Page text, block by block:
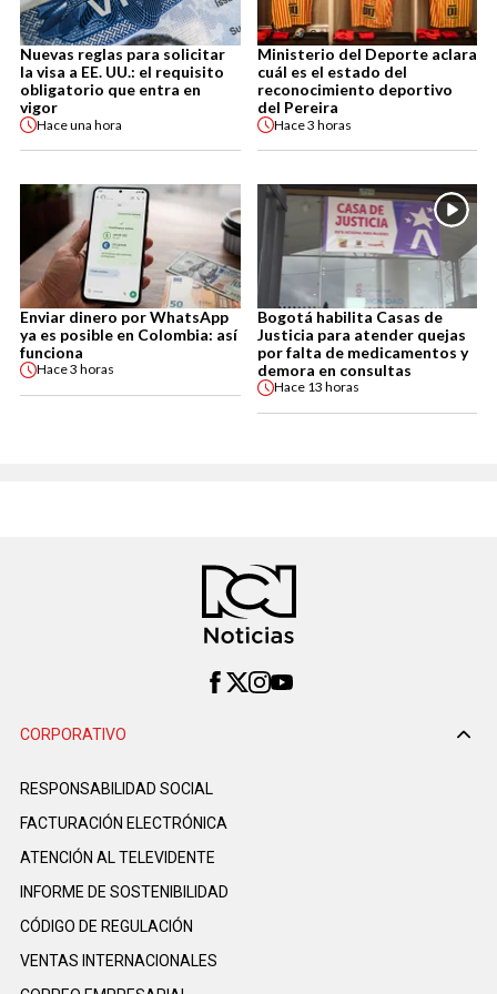
Nuevas reglas para solicitar
la visa a EE. UU.: el requisito
obligatorio que entra en
vigor
Haceuna hora
Ministerio del Deporte aclara
cuál es el estado del
reconocimiento deportivo
del Pereira
Hace3 horas
Enviar dinero por WhatsApp
ya es posible en Colombia: así
funciona
Hace3 horas
Bogotá habilita Casas de
Justicia para atender quejas
por falta de medicamentos y
demora en consultas
Hace 13 horas
CORPORATIVO
RESPONSABILIDAD SOCIAL
FACTURACIÓN ELECTRÓNICA
ATENCIÓN AL TELEVIDENTE
INFORME DE SOSTENIBILIDAD
CÓDIGO DE REGULACIÓN
VENTAS INTERNACIONALES